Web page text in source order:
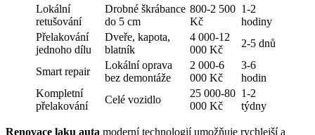
Lokální
retušování
Drobné škrábance
do 5 cm
800-2 500
Kč
1-2
hodiny
Přelakování
jednoho dílu
Dveře, kapota,
blatník
4 000-12
000 Kč
2-5 dnů
Smart repair
Lokální oprava
bez demontáže
2 000-6
000 Kč
3-6
hodin
Kompletní
přelakování
Celé vozidlo
25 000-80
000 Kč
1-2
týdny
Renovace laku auta moderní technologií umožňuje rychlejší a